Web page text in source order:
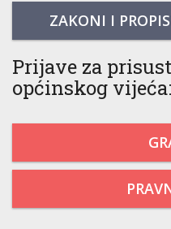
ZAKONI I
Prijave za
općinskog vijeća: